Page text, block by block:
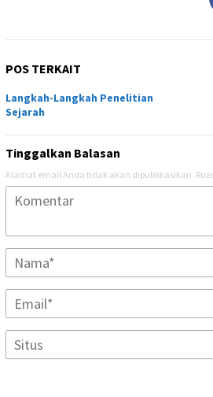
POS TERKAIT
Langkah-Langkah Penelitian
Sejarah
Tinggalkan Balasan
Alamat email Anda tidak akan dipublikasikan.